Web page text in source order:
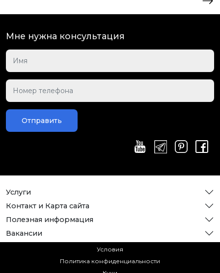
Мне нужна консультация
Отправить
Услуги
Контакт и Карта сайта
Полезная информация
Вакансии
Условия
Политика конфиденциальности